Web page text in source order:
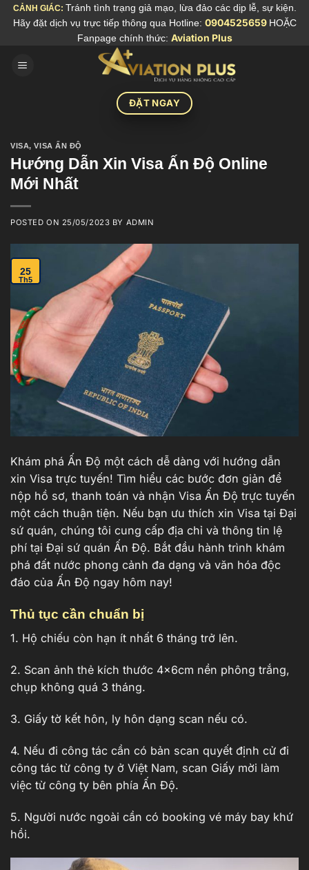
SkipCẢNH GIÁC: Tránh tình trạng giả mạo, lừa đảo các dịp lễ, sự kiện.
Hãy đặt dịch vụ trực tiếp thông qua Hotline: 0904525659 HOẶC
Fanpage chính thức: Aviation Plus
ĐẶT NGAY
VISA,VISA ẤN ĐỘ
Hướng Dẫn Xin Visa Ấn Độ Online
Mới Nhất
POSTED ON 25/05/2023 BY ADMIN
25
Th5
Khám phá Ấn Độ một cách dễ dàng với hướng dẫn
xin Visa trực tuyến! Tìm hiểu các bước đơn giản để
nộp hồ sơ, thanh toán và nhận Visa Ấn Độ trực tuyến
một cách thuận tiện. Nếu bạn ưu thích xin Visa tại Đại
sứ quán, chúng tôi cung cấp địa chỉ và thông tin lệ
phí tại Đại sứ quán Ấn Độ. Bắt đầu hành trình khám
phá đất nước phong cảnh đa dạng và văn hóa độc
đáo của Ấn Độ ngay hôm nay!
Thủ tục cần chuẩn bị
1. Hộ chiếu còn hạn ít nhất 6 tháng trở lên.
2. Scan ảnh thẻ kích thước 4x6cm nền phông trắng,
chụp không quá 3 tháng.
3. Giấy tờ kết hôn, ly hôn dạng scan nếu có.
4. Nếu đi công tác cần có bản scan quyết định cử đi
công tác từ công ty ở Việt Nam, scan Giấy mời làm
việc từ công ty bên phía Ấn Độ.
5. Người nước ngoài cần có booking vé máy bay khứ
hồi.